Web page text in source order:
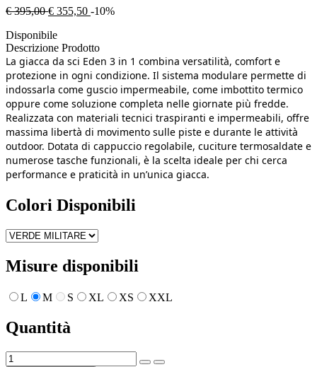
€ 395,00 € 355,50 -10%
Disponibile
Descrizione Prodotto
La giacca da sci Eden 3 in 1 combina versatilità, comfort e
protezione in ogni condizione. Il sistema modulare permette di
indossarla come guscio impermeabile, come imbottito termico
oppure come soluzione completa nelle giornate più fredde.
Realizzata con materiali tecnici traspiranti e impermeabili, offre
massima libertà di movimento sulle piste e durante le attività
outdoor. Dotata di cappuccio regolabile, cuciture termosaldate e
numerose tasche funzionali, è la scelta ideale per chi cerca
performance e praticità in un’unica giacca.
Colori Disponibili
Misure disponibili
L M S XL XS XXL
Quantità